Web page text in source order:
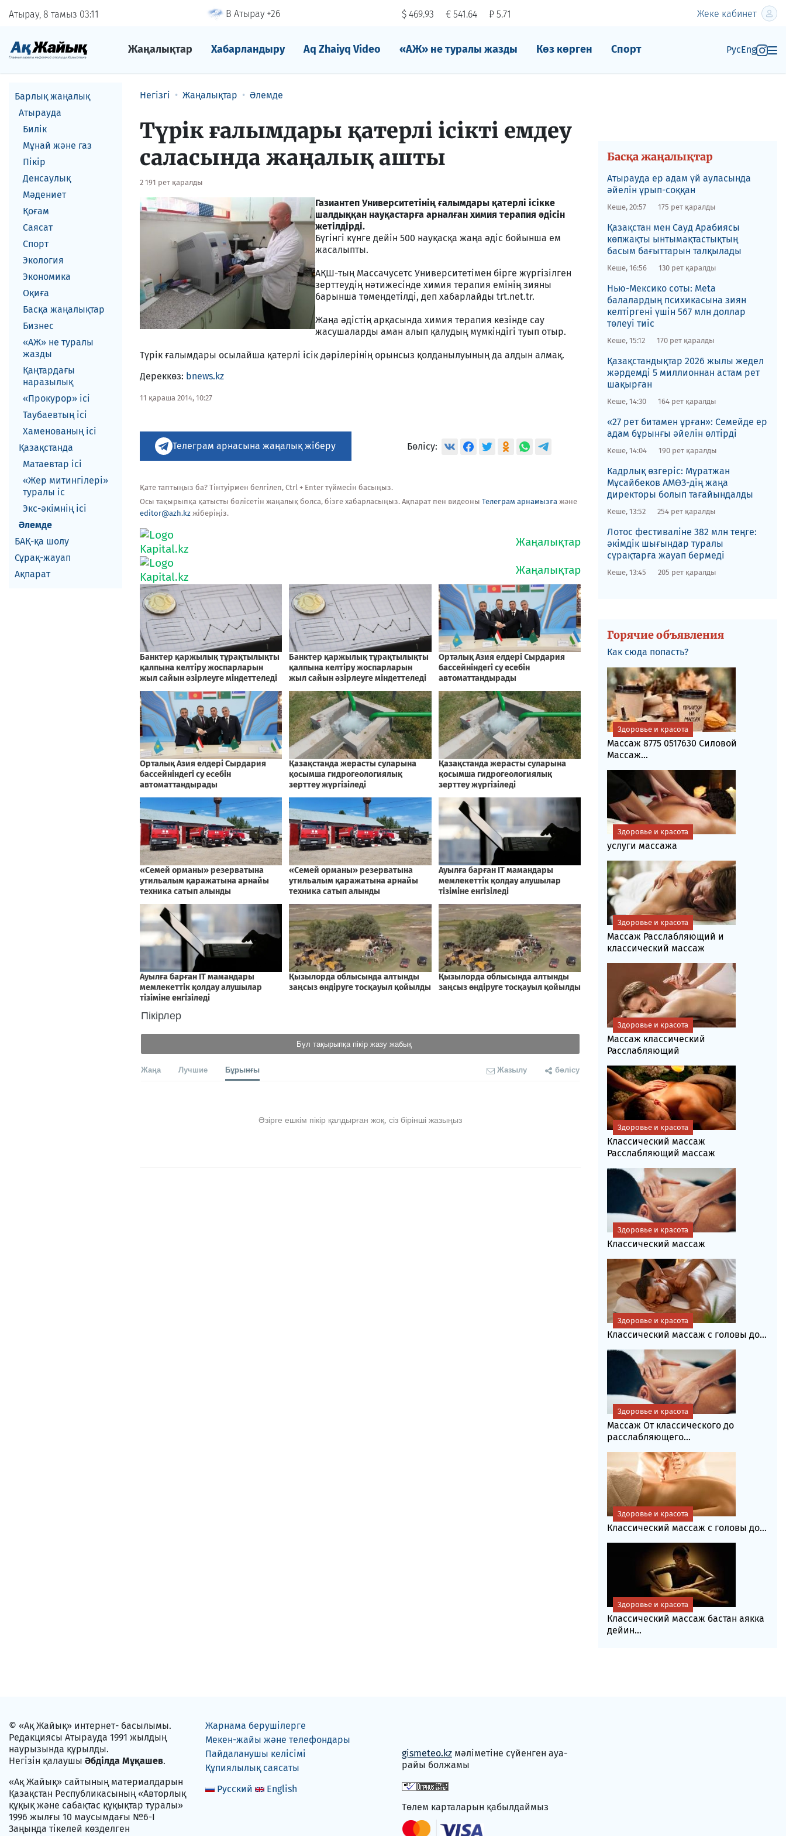
Атырау, 8 тамыз 0311 В Атырау +26 $ 469.93 € 541.64 ₽ 5.71 Жеке кабинет
Жаңалықтар Хабарландыру Aq Zhaiyq Video «АЖ» не туралы жазды Көз көрген Спорт РусEng
Барлық жаңалық
Атырауда
Билік
Мұнай және газ
Пікір
Денсаулық
Мәдениет
Қоғам
Саясат
Спорт
Экология
Экономика
Оқиға
Басқа жаңалықтар
Бизнес
«АЖ» не туралы
жазды
Қаңтардағы
наразылық
«Прокурор» ісі
Таубаевтың ісі
Хаменованың ісі
Қазақстанда
Матаевтар ici
«Жер митингілері»
туралы іс
Экс-әкiмнiң iсi
Әлемде
БАҚ-қа шолу
Сұрақ-жауап
Ақпарат
Негізгі Жаңалықтар Әлемде
Түрік ғалымдары қатерлі ісікті емдеу
саласында жаңалық ашты
2 191 рет қаралды
Газиантеп Университетінің ғалымдары қатерлі ісікке
шалдыққан науқастарға арналған химия терапия әдісін
жетілдірді.
Бүгінгі күнге дейін 500 науқасқа жаңа әдіс бойынша ем
жасалыпты.
АҚШ-тың Массачусетс Университетімен бірге жүргізілген
зерттеудің нәтижесінде химия терапия емінің зияны
барынша төмендетілді, деп хабарлайды trt.net.tr.
Жаңа әдістің арқасында химия терапия кезінде сау
жасушаларды аман алып қалудың мүмкіндігі туып отыр.
Түрік ғалымдары осылайша қатерлі ісік дәрілерінің орынсыз қолданылуының да алдын алмақ.
Дереккөз: bnews.kz
11 қараша 2014, 10:27
Телеграм арнасына жаңалық жіберу Бөлісу:
Қате таптыңыз ба? Тінтуірмен белгілеп, Ctrl + Enter түймесін басыңыз.
Осы тақырыпқа қатысты бөлісетін жаңалық болса, бізге хабарласыңыз. Ақпарат пен видеоны Телеграм арнамызға және
editor@azh.kz жіберіңіз.
Пікірлер
Бұл тақырыпқа пікір жазу жабық
Жаңа Лучшие Бұрынғы Жазылу бөлісу
Әзірге ешкім пікір қалдырған жоқ, сіз бірінші жазыңыз
Басқа жаңалықтар
Атырауда ер адам үй ауласында
әйелін ұрып-соққан
Кеше, 20:57 175 рет қаралды
Қазақстан мен Сауд Арабиясы
көпжақты ынтымақтастықтың
басым бағыттарын талқылады
Кеше, 16:56 130 рет қаралды
Нью-Мексико соты​: Meta
балалардың психикасына зиян
келтіргені үшін 567 млн доллар
төлеуі тиіс
Кеше, 15:12 170 рет қаралды
Қазақстандықтар 2026 жылы жедел
жәрдемді 5 миллионнан астам рет
шақырған
Кеше, 14:30 164 рет қаралды
«27 рет битамен ұрған»: Семейде ер
адам бұрынғы әйелін өлтірді
Кеше, 14:04 190 рет қаралды
Кадрлық өзгеріс: Мұратжан
Мұсайбеков АМӨЗ-дің жаңа
директоры болып ​тағайындалды
Кеше, 13:52 254 рет қаралды
Лотос фестиваліне​ 382 млн теңге:
әкімдік шығындар туралы
сүрақтарға жауап бермеді
Кеше, 13:45 205 рет қаралды
Горячие объявления
Как сюда попасть?
Массаж 8775 0517630 Силовой
Массаж...
Здоровье и красота
услуги массажа
Здоровье и красота
Массаж Расслабляющий и
классический массаж
Здоровье и красота
Массаж классический
Расслабляющий
Здоровье и красота
Классический массаж
Расслабляющий массаж
Здоровье и красота
Классический массаж
Здоровье и красота
Классический массаж с головы до...
Здоровье и красота
Массаж От классического до
расслабляющего...
Здоровье и красота
Классический массаж с головы до...
Здоровье и красота
Классический массаж бастан аякка
дейин...
Здоровье и красота
© «Ақ Жайық» интернет- басылымы.
Редакциясы Атырауда 1991 жылдың
наурызында құрылды.
Негізін қалаушы Әбділда Мұқашев.
«Ақ Жайық» сайтының материалдарын
Қазақстан Республикасының «Авторлық
құқық және сабақтас құқықтар туралы»
1996 жылғы 10 маусымдағы №6-I
Заңында тікелей көзделген
Жарнама берушілерге
Мекен-жайы және телефондары
Пайдаланушы келісімі
Құпиялылық саясаты
Русский
English
gismeteo.kz мәліметіне сүйенген ауа-
райы болжамы
Төлем карталарын қабылдаймыз